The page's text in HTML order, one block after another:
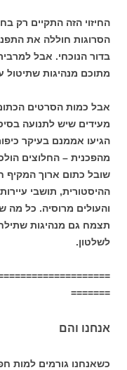
החיזוי הזה התקיים רק
הסרוגות חוללה את
בדור הנוכחי. אבל
מתוכם מנהיגות
אבל כמות הסרטים
מעידים שיש לתנועה
הגיעו אממנם בעיקר
מהפכנית – החלוצים
שובל כתום ארוך המקיף
ההיסטורית, תושבי
והעולים מרוסיה. כל מה
תצמח גם מנהיגות
לשלטון.
=======
אנחנו והם
כשאנחנו גורמים למות